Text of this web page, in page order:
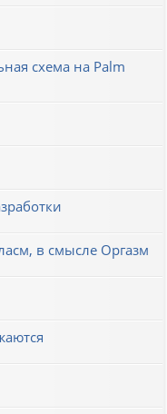
схема на Palm
в смысле Оргазм